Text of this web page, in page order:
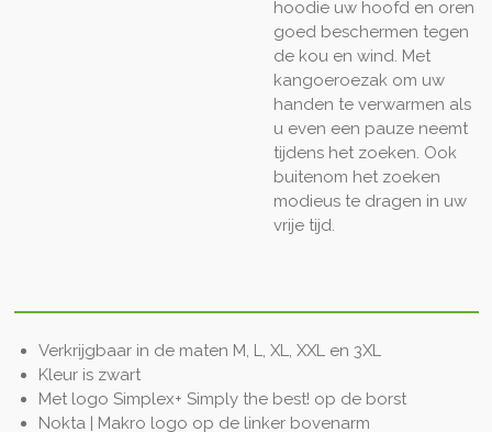
hoodie uw hoofd en oren
goed beschermen tegen
de kou en wind. Met
kangoeroezak om uw
handen te verwarmen als
u even een pauze neemt
tijdens het zoeken. Ook
buitenom het zoeken
modieus te dragen in uw
vrije tijd.
Verkrijgbaar in de maten M, L, XL, XXL en 3XL
Kleur is zwart
Met logo Simplex+ Simply the best! op de borst
Nokta | Makro logo op de linker bovenarm